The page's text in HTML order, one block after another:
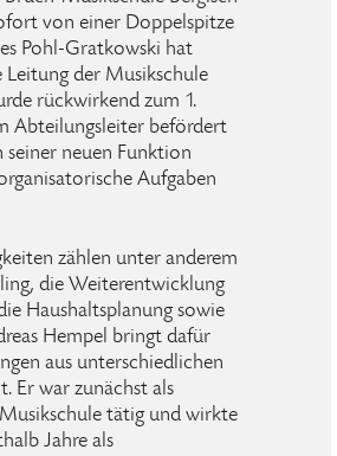
von einer Doppelspitze
Pohl-Gratkowski hat
Leitung der Musikschule
rückwirkend zum 1.
Abteilungsleiter befördert
neuen Funktion
Aufgaben
zählen unter anderem
die Weiterentwicklung
Haushaltsplanung sowie
Hempel bringt dafür
aus unterschiedlichen
Er war zunächst als
tätig und wirkte
Jahre als